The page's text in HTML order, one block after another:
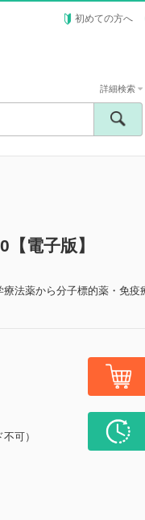
初めての方へ
詳細検索
電子版】
薬から分子標的薬・免疫
可）